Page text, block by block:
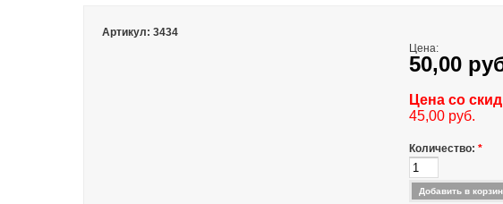
Артикул: 3434
Цена:
50,00
Цена со
45,00 руб.
Количество:*